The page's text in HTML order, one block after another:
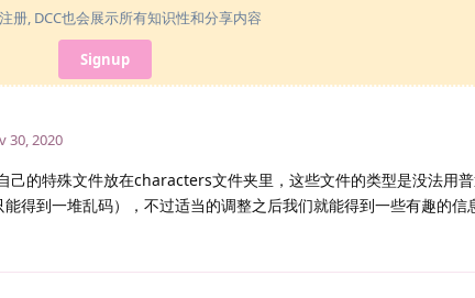
册, DCC也会展示所有知识性和分享内容
Signup
30, 2020
己的特殊文件放在characters文件夹里，这些文件的类型是没法用
得到一堆乱码），不过适当的调整之后我们就能得到一些有趣的信